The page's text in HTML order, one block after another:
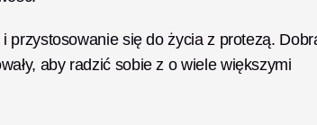
przystosowanie się do życia z protezą.
aby radzić sobie z o wiele większymi